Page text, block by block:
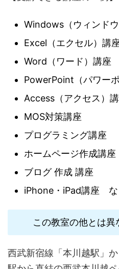
Windows（ウィンド
Excel（エクセル）講
Word（ワード）講座
PowerPoint（パワー
Access（アクセス）
MOS対策講座
プログラミング講座
ホームページ作成講座
ブログ 作成 講座
iPhone・iPad講座
この教室の他とは異
西武新宿線「本川越駅」